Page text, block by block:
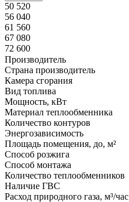
50 520
56 040
61 560
67 080
72 600
Производитель
Страна производитель
Камера сгорания
Вид топлива
Мощность, кВт
Материал теплообменника
Количество контуров
Энергозависимость
Площадь помещения, до, м²
Способ розжига
Способ монтажа
Количество теплообменников
Наличие ГВС
Расход природного газа, м³/час